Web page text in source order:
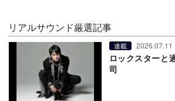
リアルサウンド厳選記事
連載 2026.07.11
ロックスターと
司